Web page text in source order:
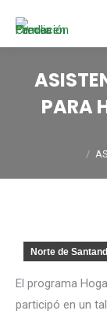
PARA
Norte de
El programa
participó en un